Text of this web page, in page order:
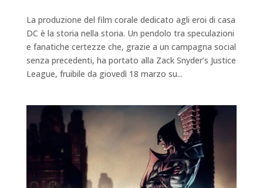
La produzione del film corale dedicato agli eroi di casa
DC è la storia nella storia. Un pendolo tra speculazioni
e fanatiche certezze che, grazie a un campagna social
senza precedenti, ha portato alla Zack Snyder’s Justice
League, fruibile da giovedì 18 marzo su...